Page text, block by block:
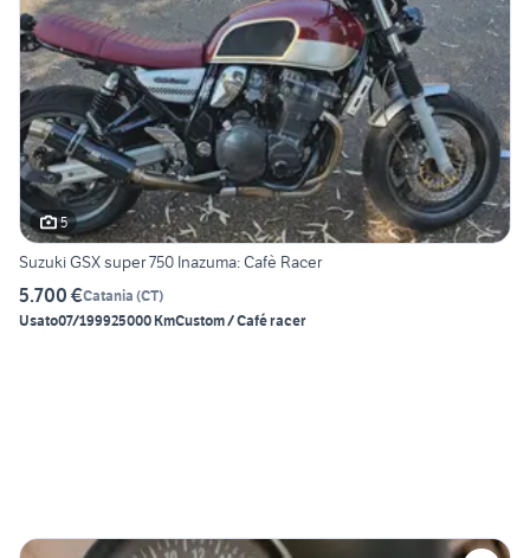
5
Suzuki GSX super 750 Inazuma: Cafè Racer
5.700 €Catania (CT)
Usato07/199925000 KmCustom / Café racer